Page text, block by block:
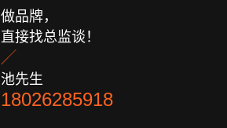
做品牌，
直接找总监谈！

池先生
18026285918